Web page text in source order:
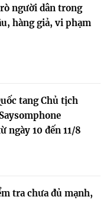
người dân trong
hàng giả, vi phạm
tang Chủ tịch
ngày 10 đến 11/8
tra chưa đủ mạnh,